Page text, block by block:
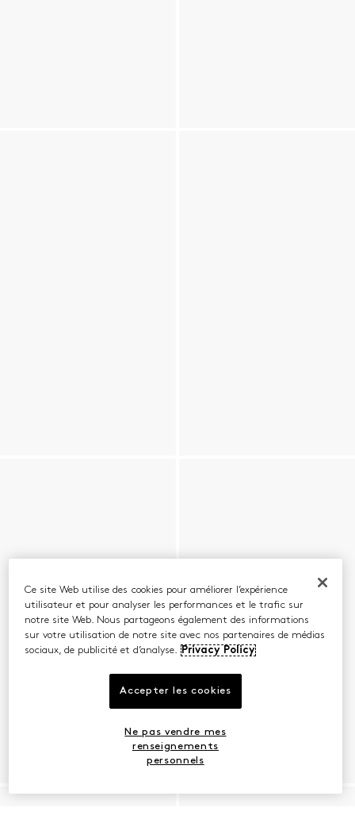
Ce site Web utilise des cookies pour améliorer l’expérience
utilisateur et pour analyser les performances et le trafic sur
notre site Web. Nous partageons également des informations
sur votre utilisation de notre site avec nos partenaires de médias
sociaux, de publicité et d’analyse. Privacy Policy
Accepter les cookies
Ne pas vendre mes
renseignements
personnels